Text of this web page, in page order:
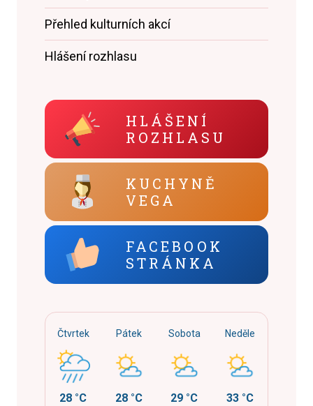
Přehled kulturních akcí
Hlášení rozhlasu
HLÁŠENÍ
ROZHLASU
KUCHYNĚ
VEGA
FACEBOOK
STRÁNKA
Čtvrtek
28 °C
Pátek
28 °C
Sobota
29 °C
Neděle
33 °C